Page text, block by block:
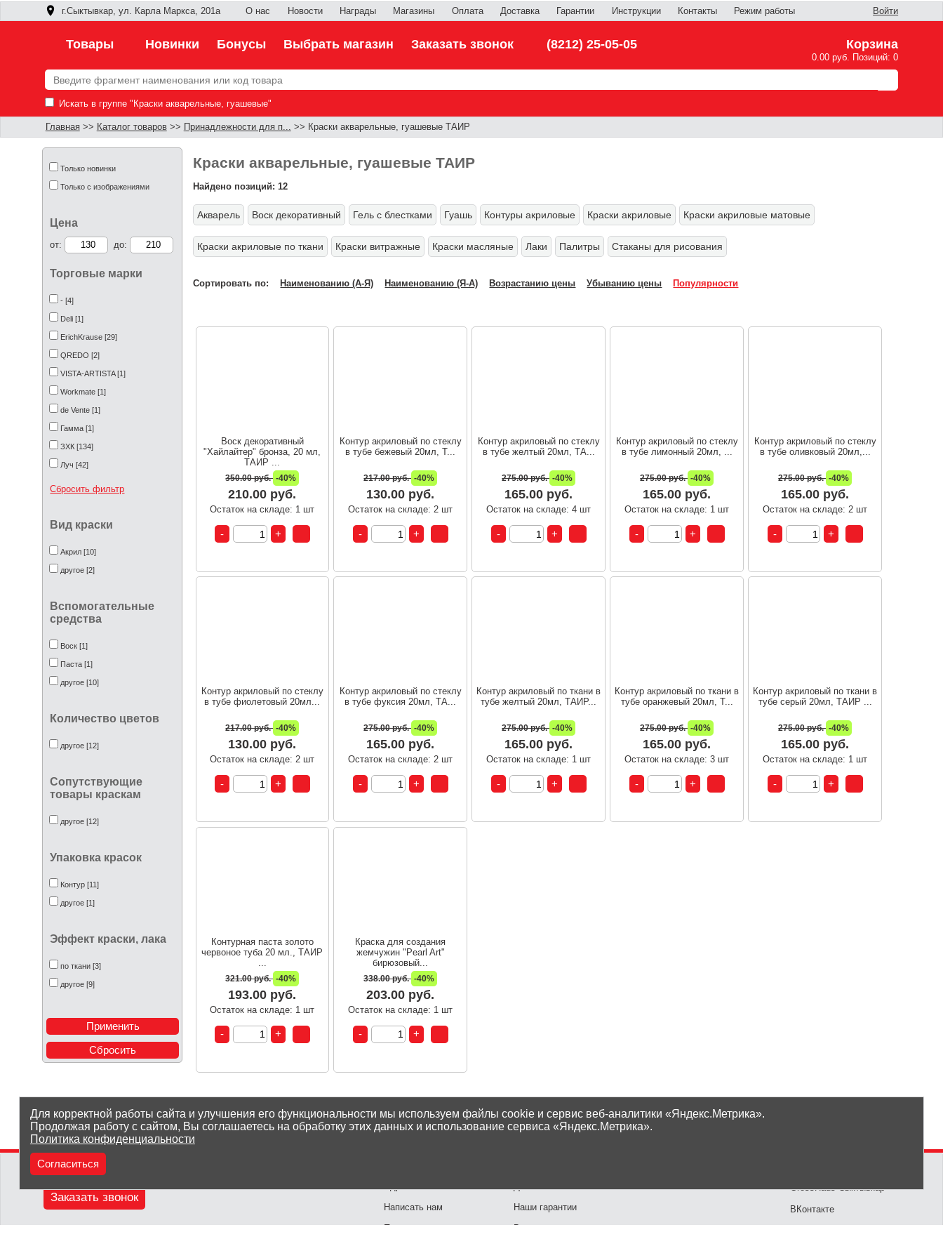
г.Сыктывкар, ул. Карла Маркса, 201а О нас Новости Награды Магазины Оплата Доставка Гарантии Инструкции Контакты Режим работы Войти
Товары Новинки Бонусы Выбрать магазин Заказать звонок (8212) 25-05-05 Корзина
0.00 руб. Позиций: 0
Искать в группе "Краски акварельные, гуашевые"
Главная>> Каталог товаров>> Принадлежности для п... >> Краски акварельные, гуашевые ТАИР
Только новинки
Только с изображениями
Цена
от: до:
Торговые марки
- [4]
Deli [1]
ErichKrause [29]
QREDO [2]
VISTA-ARTISTA [1]
Workmate [1]
de Vente [1]
Гамма [1]
ЗХК [134]
Луч [42]
Сбросить фильтр
Вид краски
Акрил [10]
другое [2]
Вспомогательные
средства
Воск [1]
Паста [1]
другое [10]
Количество цветов
другое [12]
Сопутствующие
товары краскам
другое [12]
Упаковка красок
Контур [11]
другое [1]
Эффект краски, лака
по ткани [3]
другое [9]
Краски акварельные, гуашевые ТАИР
Найдено позиций: 12
Акварель Воск декоративный Гель с блестками Гуашь Контуры акриловые Краски акриловые Краски акриловые матовые
Краски акриловые по ткани Краски витражные Краски масляные Лаки Палитры Стаканы для рисования
Сортировать по:Наименованию (А-Я) Наименованию (Я-А) Возрастанию цены Убыванию цены Популярности
Воск декоративный
"Хайлайтер" бронза, 20 мл,
ТАИР ...
350.00 руб. -40%
210.00 руб.
Остаток на складе: 1 шт
Контур акриловый по стеклу
в тубе бежевый 20мл, Т...
217.00 руб. -40%
130.00 руб.
Остаток на складе: 2 шт
Контур акриловый по стеклу
в тубе желтый 20мл, ТА...
275.00 руб. -40%
165.00 руб.
Остаток на складе: 4 шт
Контур акриловый по стеклу
в тубе лимонный 20мл, ...
275.00 руб. -40%
165.00 руб.
Остаток на складе: 1 шт
Контур акриловый по стеклу
в тубе оливковый 20мл,...
275.00 руб. -40%
165.00 руб.
Остаток на складе: 2 шт
Контур акриловый по стеклу
в тубе фиолетовый 20мл...
217.00 руб. -40%
130.00 руб.
Остаток на складе: 2 шт
Контур акриловый по стеклу
в тубе фуксия 20мл, ТА...
275.00 руб. -40%
165.00 руб.
Остаток на складе: 2 шт
Контур акриловый по ткани в
тубе желтый 20мл, ТАИР...
275.00 руб. -40%
165.00 руб.
Остаток на складе: 1 шт
Контур акриловый по ткани в
тубе оранжевый 20мл, Т...
275.00 руб. -40%
165.00 руб.
Остаток на складе: 3 шт
Контур акриловый по ткани в
тубе серый 20мл, ТАИР ...
275.00 руб. -40%
165.00 руб.
Остаток на складе: 1 шт
Контурная паста золото
червоное туба 20 мл., ТАИР
321.00 руб. -40%
193.00 руб.
Остаток на складе: 1 шт
Краска для создания
жемчужин "Pearl Art"
бирюзовый...
338.00 руб. -40%
203.00 руб.
Остаток на складе: 1 шт
Для корректной работы сайта и улучшения его функциональности мы используем файлы cookie и сервис веб-аналитики «Яндекс.Метрика».
Продолжая работу с сайтом, Вы соглашаетесь на обработку этих данных и использование сервиса «Яндекс.Метрика».
Политика конфиденциальности
Согласиться
(8212) 25-05-05
Заказать звонок
GrossHaus Сыктывкар
ВКонтакте
Наши гарантии
Возврат товара
Написать нам
Политика